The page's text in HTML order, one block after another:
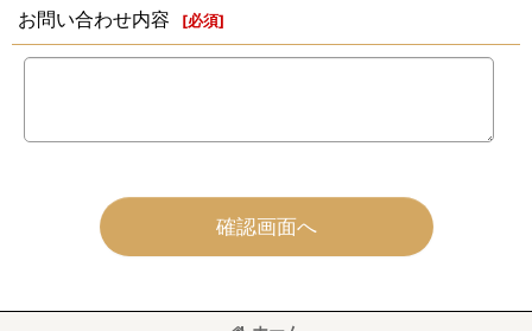
お問い合わせ内容 [必須]
確認画面へ